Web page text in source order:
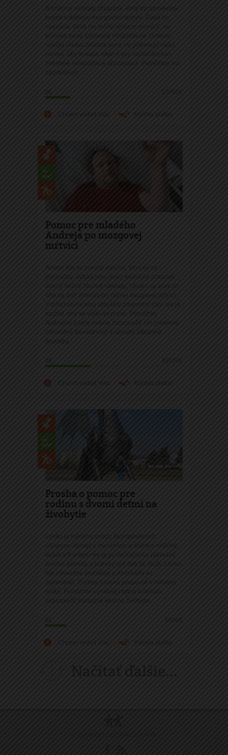
Borisko je usmiaty chlapček, ktorý od narodenia
bojuje s detskou mozgovou obrnou. Čaká ho
operácia, ktorá mu môže výrazne pomôcť, no
kľúčové budú následné rehabilitácie. Doteraz
rodičia všetko zvládali sami, no potrebujú našu
pomoc, aby to malo efekt a aby mohol Borisko
potrebné rehabilitácie absolvovať. Pomôžme mu
napredovať.
0€ 12000€
Chcem vedieť viac Rýchla platba
Pomoc pre mladého
Andreja po mozgovej
mŕtvici
Andrej žije so svojimi rodičmi, ktorí sú na
dôchodku. Vďaka jeho práci spoločne dokázali
pokryť bežné životné náklady. Všetko sa však zo
dňa na deň zmenilo po náhlej mozgovej mŕtvici.
Vzhľadom na jeho aktuálny zdravotný stav, nie je
možné, aby sa vrátil do práce. Pomôžme
Andrejovi a jeho rodine zabezpečiť mu potrebnú
zdravotnú starostlivosť a uhradiť základné
poplatky.
0€ 30000€
Chcem vedieť viac Rýchla platba
Prosba o pomoc pre
rodinu s dvomi deťmi na
živobytie
Lenka je mamina dvoch školopovinných
chlapcov. Bývajú s manželom a deťmi u rodičov,
avšak ich príjem nie je postačujúci na základné
životné potreby a potreby pre deti do školy. Lenka
má zdravotné problémy a nedokáže sa
zamestnať. Rodina poberá príspevok v hmotnej
núdzi. Pomôžme Lenkinej rodine a deťom
zabezpečiť základné veci na živobytie.
0€ 5000€
Chcem vedieť viac Rýchla platba
Načítať ďalšie...